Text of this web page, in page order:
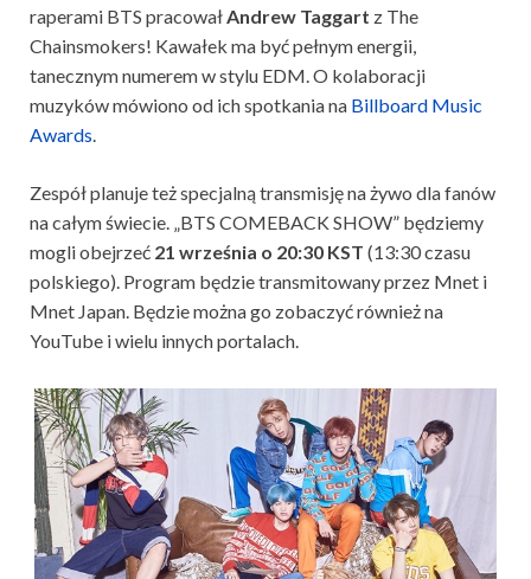
raperami BTS pracowałAndrew Taggart z The
Chainsmokers! Kawałek ma być pełnym energii,
tanecznym numerem w stylu EDM. O kolaboracji
muzyków mówiono od ich spotkania na Billboard Music
Awards.
Zespół planuje też specjalną transmisję na żywo dla fanów
na całym świecie. „BTS COMEBACK SHOW” będziemy
mogli obejrzeć 21 września o 20:30 KST (13:30 czasu
polskiego). Program będzie transmitowany przez Mnet i
Mnet Japan. Będzie można go zobaczyć również na
YouTube i wielu innych portalach.